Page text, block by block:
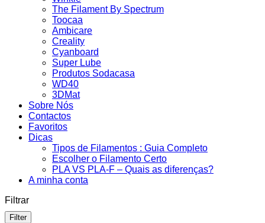
The Filament By Spectrum
Toocaa
Ambicare
Creality
Cyanboard
Super Lube
Produtos Sodacasa
WD40
3DMat
Sobre Nós
Contactos
Favoritos
Dicas
Tipos de Filamentos : Guia Completo
Escolher o Filamento Certo
PLA VS PLA-F – Quais as diferenças?
A minha conta
Filtrar
Filter